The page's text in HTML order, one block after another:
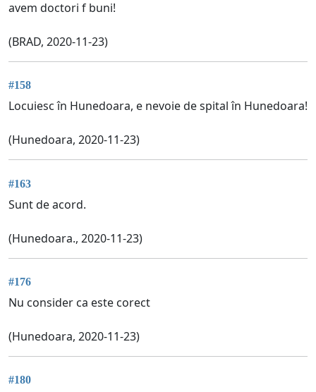
avem doctori f buni!
(BRAD, 2020-11-23)
#158
Locuiesc în Hunedoara, e nevoie de spital în Hunedoara!
(Hunedoara, 2020-11-23)
#163
Sunt de acord.
(Hunedoara., 2020-11-23)
#176
Nu consider ca este corect
(Hunedoara, 2020-11-23)
#180